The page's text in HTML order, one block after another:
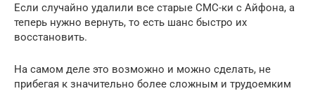
Если случайно удалили все старые СМС-ки с Айфона, а
теперь нужно вернуть, то есть шанс быстро их
восстановить.
На самом деле это возможно и можно сделать, не
прибегая к значительно более сложным и трудоемким